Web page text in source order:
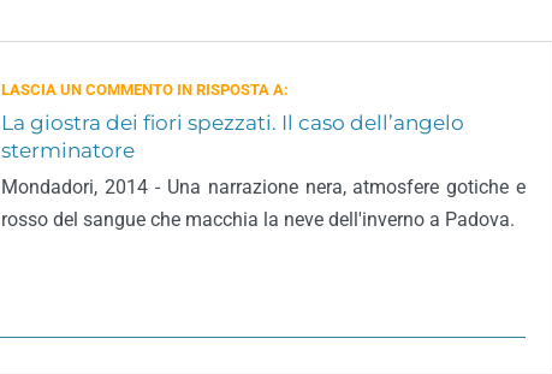
LASCIA UN COMMENTO IN RISPOSTA A:
La giostra dei fiori spezzati. Il caso dell’angelo
sterminatore
Mondadori, 2014 - Una narrazione nera, atmosfere gotiche e
rosso del sangue che macchia la neve dell'inverno a Padova.